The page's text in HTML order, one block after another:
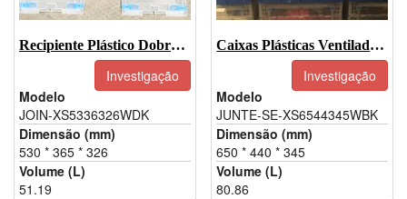
Recipiente Plástico Dobrável-JOIN-XS5336326WDK
Investigação
Modelo
JOIN-XS5336326WDK
Dimensão (mm)
530 * 365 * 326
Volume (L)
51.19
Caixas Plásticas Ventiladas-JOIN-XS6544345WBK
Investigação
Modelo
JUNTE-SE-XS6544345WBK
Dimensão (mm)
650 * 440 * 345
Volume (L)
80.86